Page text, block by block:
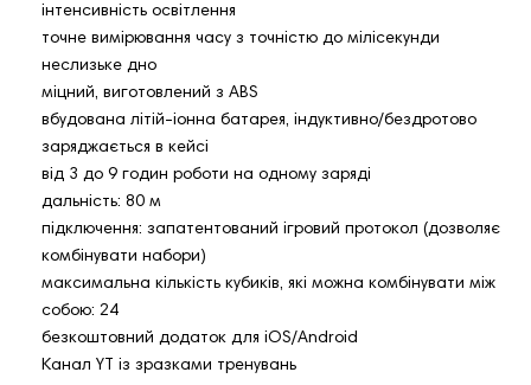
інтенсивність освітлення
точне вимірювання часу з точністю до мілісекунди
неслизьке дно
міцний, виготовлений з ABS
вбудована літій-іонна батарея, індуктивно/бездротово
заряджається в кейсі
від 3 до 9 годин роботи на одному заряді
дальність: 80 м
підключення: запатентований ігровий протокол (дозволяє
комбінувати набори)
максимальна кількість кубиків, які можна комбінувати між
собою: 24
безкоштовний додаток для iOS/Android
Канал YT із зразками тренувань